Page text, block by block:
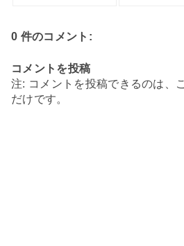
0 件のコメント:
コメントを投稿
注: コメントを投稿できるのは、
だけです。